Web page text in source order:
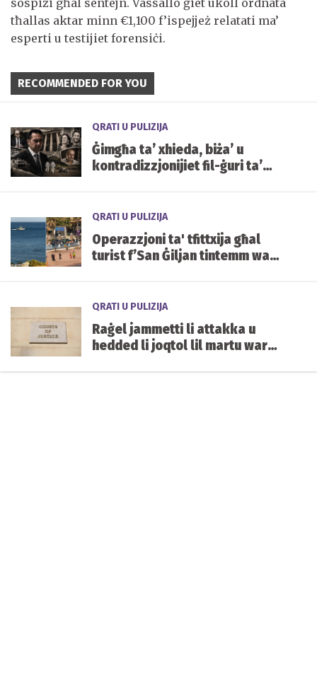
tħallas aktar minn €1,100 f’ispejjeż relatati ma’
esperti u testijiet forensiċi.
RECOMMENDED FOR YOU
QRATI U PULIZIJA
Ġimgħa ta’ xhieda, biża’ u
kontradizzjonijiet fil-ġuri ta’
QRATI U PULIZIJA
Operazzjoni ta' tfittxija għal
turist f’San Ġiljan tintemm wara
QRATI U PULIZIJA
Raġel jammetti li attakka u
hedded li joqtol lil martu wara